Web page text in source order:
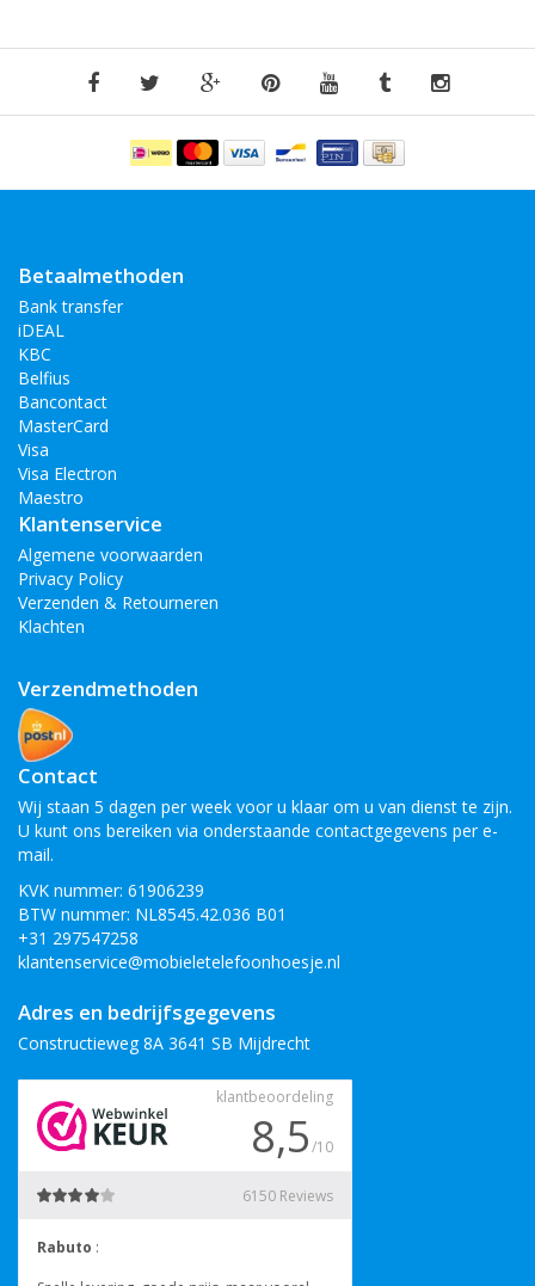
Betaalmethoden
Bank transfer
iDEAL
KBC
Belfius
Bancontact
MasterCard
Visa
Visa Electron
Maestro
Klantenservice
Algemene voorwaarden
Privacy Policy
Verzenden & Retourneren
Klachten
Verzendmethoden
Contact
Wij staan 5 dagen per week voor u klaar om u van dienst te zijn.
U kunt ons bereiken via onderstaande contactgegevens per e-
mail.
KVK nummer: 61906239
BTW nummer: NL8545.42.036 B01
+31 297547258
klantenservice@mobieletelefoonhoesje.nl
Adres en bedrijfsgegevens
Constructieweg 8A 3641 SB Mijdrecht